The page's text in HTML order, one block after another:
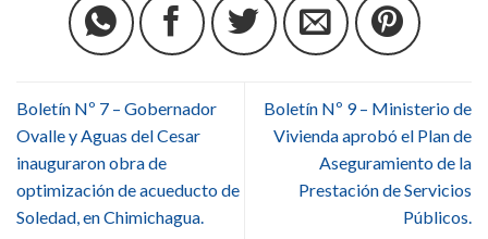
Boletín Nº 7 – Gobernador
Ovalle y Aguas del Cesar
inauguraron obra de
optimización de acueducto de
Soledad, en Chimichagua.
Boletín Nº 9 – Ministerio de
Vivienda aprobó el Plan de
Aseguramiento de la
Prestación de Servicios
Públicos.